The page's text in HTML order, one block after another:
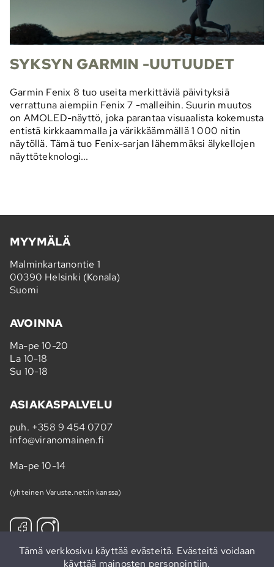
SYKSYN GARMIN -UUTUUDET
Garmin Fenix 8 tuo useita merkittäviä päivityksiä
verrattuna aiempiin Fenix 7 -malleihin. Suurin muutos
on AMOLED-näyttö, joka parantaa visuaalista kokemusta
entistä kirkkaammalla ja värikkäämmällä 1 000 nitin
näytöllä. Tämä tuo Fenix-sarjan lähemmäksi älykellojen
näyttöteknologi...
MYYMÄLÄ
Malminkartanontie 1
00390 Helsinki (Konala)
Suomi
AVOINNA
Ma-pe 10-20
La 10-18
Su 10-18
ASIAKASPALVELU
puh. +358 9 454 0707
info@viranomainen.fi
Ma-pe 10-14
(yhteinen Varuste.net:in kanssa)
Tämä verkkosivu käyttää evästeitä. Evästeitä voidaan
käyttää mainosten personointiin.